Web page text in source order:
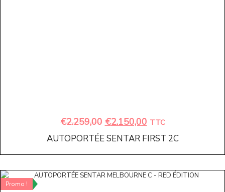
€2.259,00 €2.150,00 TTC
AUTOPORTÉE SENTAR FIRST 2C
Promo !